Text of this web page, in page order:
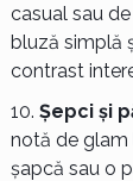
casual sau
bluză simplă
contrast
Șepci și
notă de glam
șapcă sau o